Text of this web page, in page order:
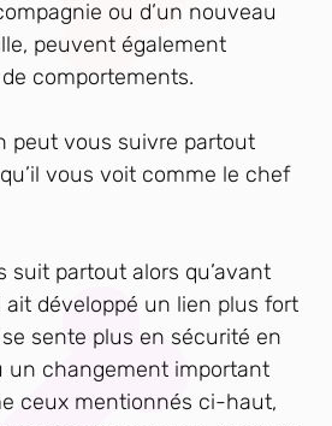
ou d’un nouveau
peuvent également
comportements.
peut vous suivre partout
vous voit comme le chef
suit partout alors qu’avant
ait développé un lien plus fort
sente plus en sécurité en
un changement important
ceux mentionnés ci-haut,